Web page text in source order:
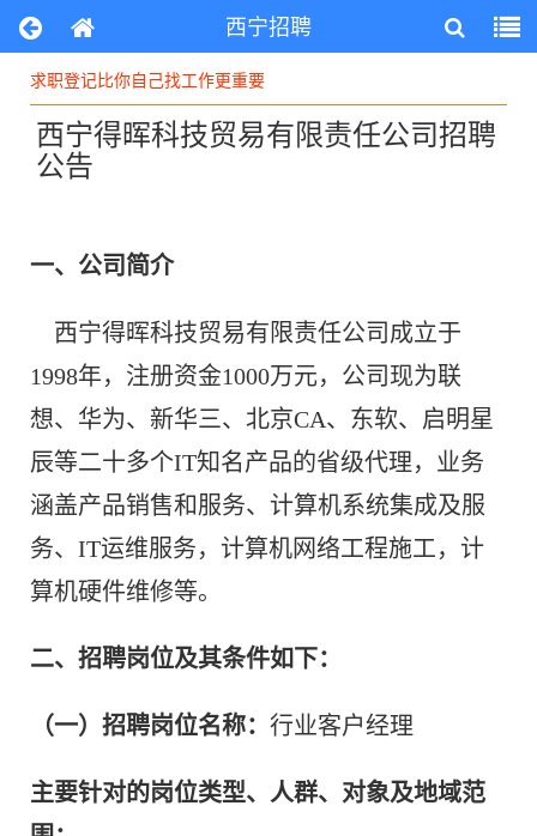
西宁招聘
求职登记比你自己找工作更重要
求职登记比你自己找工作更重要
西宁得晖科技贸易有限责任公司招聘
公告
一、公司简介
西宁得晖科技贸易有限责任公司成立于
1998年，注册资金1000万元，公司现为联
想、华为、新华三、北京CA、东软、启明星
辰等二十多个IT知名产品的省级代理，业务
涵盖产品销售和服务、计算机系统集成及服
务、IT运维服务，计算机网络工程施工，计
算机硬件维修等。
二、招聘岗位及其条件如下：
（一）招聘岗位名称： 行业客户经理
主要针对的岗位类型、人群、对象及地域范